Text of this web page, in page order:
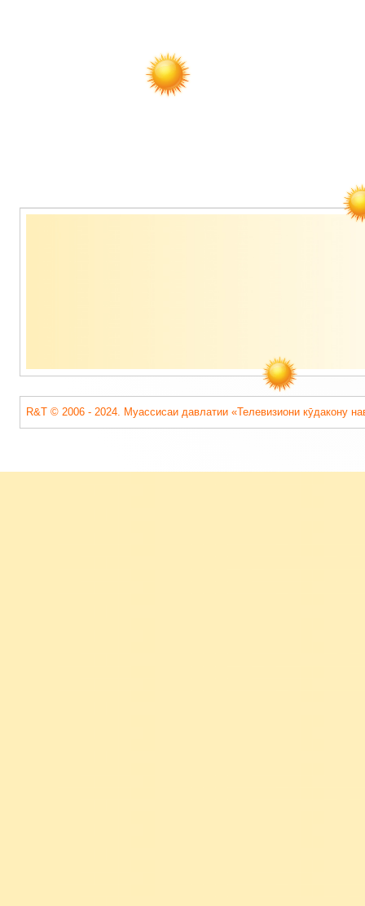
Содержимое
R&T © 2006 - 2024. Муассисаи давлатии «Телевизиони кӯдакону